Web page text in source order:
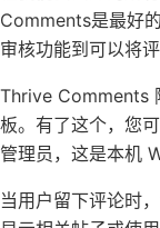
Comments是最好
审核功能到可以将
Thrive Comments
板。有了这个，您
管理员，这是本机
当用户留下评论时